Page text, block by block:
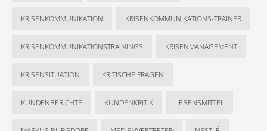
KRISENKOMMUNIKATION KRISENKOMMUNIKATIONS-TRAINER
KRISENKOMMUNIKATIONSTRAININGS KRISENMANAGEMENT
KRISENSITUATION KRITISCHE FRAGEN
KUNDENBERICHTE KUNDENKRITIK LEBENSMITTEL